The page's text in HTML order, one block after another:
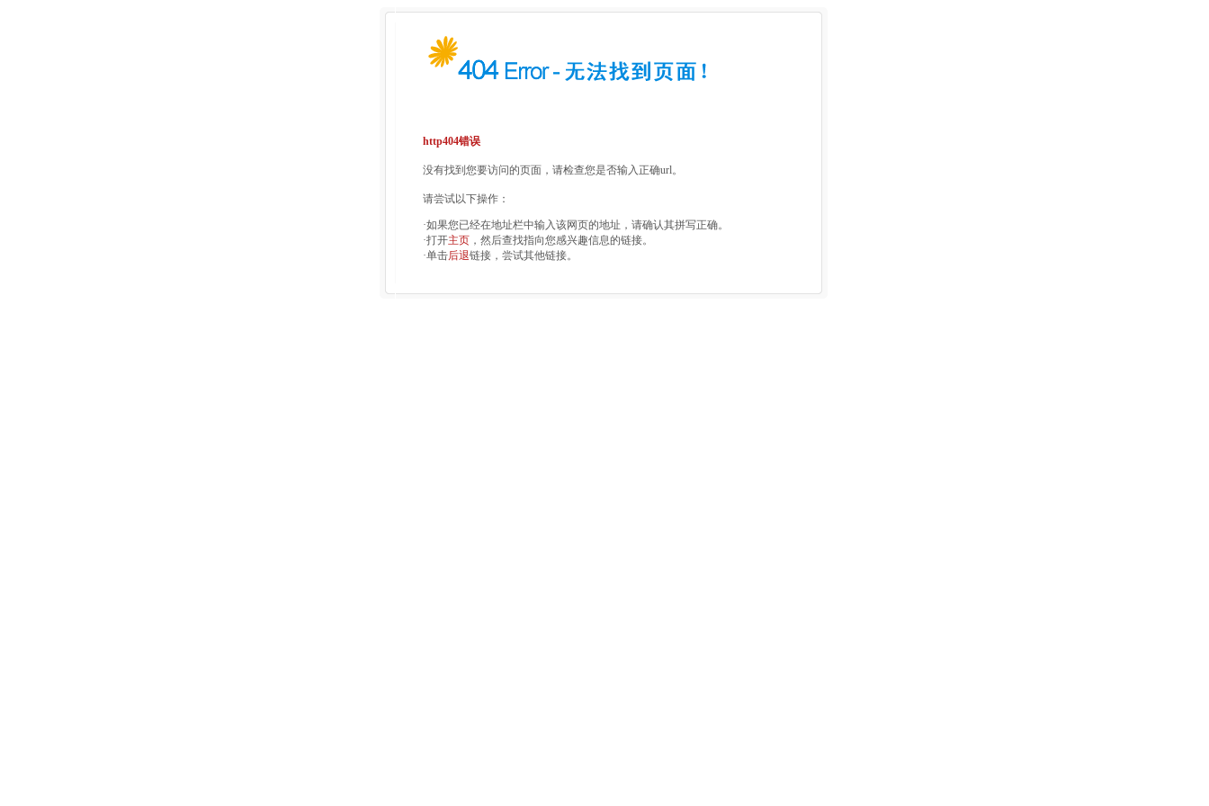
http404错误
没有找到您要访问的页面，请检查您是否输入正确url。
请尝试以下操作：
·如果您已经在地址栏中输入该网页的地址，请确认其拼写正确。
·打开主页 ，然后查找指向您感兴趣信息的链接。
·单击后退链接，尝试其他链接。